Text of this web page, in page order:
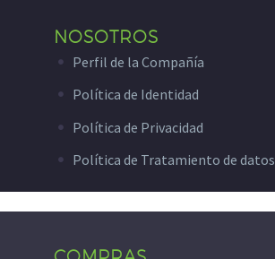
NOSOTROS
Perfil de la Compañía
Política de Identidad
Política de Privacidad
Política de Tratamiento de datos